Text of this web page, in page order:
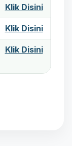
Klik Disini
Klik Disini
Klik Disini